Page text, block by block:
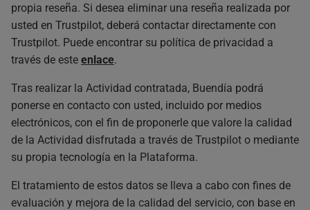
propia reseña. Si desea eliminar una reseña realizada por
usted en Trustpilot, deberá contactar directamente con
Trustpilot. Puede encontrar su política de privacidad a
través de este enlace.
Tras realizar la Actividad contratada, Buendía podrá
ponerse en contacto con usted, incluido por medios
electrónicos, con el fin de proponerle que valore la calidad
de la Actividad disfrutada a través de Trustpilot o mediante
su propia tecnología en la Plataforma.
El tratamiento de estos datos se lleva a cabo con fines de
evaluación y mejora de la calidad del servicio, con base en